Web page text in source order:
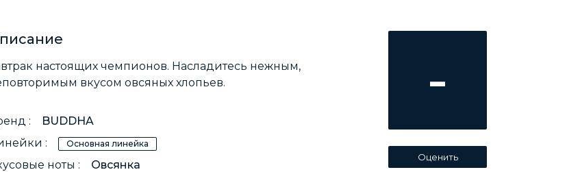
настоящих чемпионов. Насладитесь нежным,
вкусом овсяных хлопьев.
:
BUDDHA
:
Основная линейка
ноты :
Овсянка
-